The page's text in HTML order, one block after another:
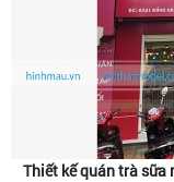
Thiết kế quán trà sữa